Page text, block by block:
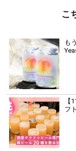
こ
も
【
フ